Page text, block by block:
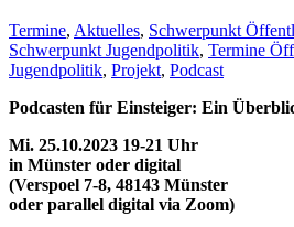
Termine, Aktuelles, Schwerpunkt
Schwerpunkt Jugendpolitik, Termine
Jugendpolitik, Projekt, Podcast
Podcasten für Einsteiger: Ein
Mi. 25.10.2023 19-21 Uhr
in Münster oder digital
(Verspoel 7-8, 48143 Münster
oder parallel digital via Zoom)